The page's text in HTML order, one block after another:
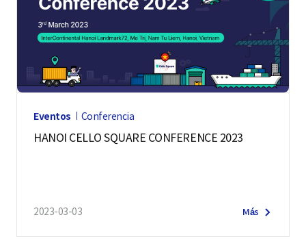
Eventos Conferencia
HANOI CELLO SQUARE CONFERENCE 2023
2023-03-03 Más